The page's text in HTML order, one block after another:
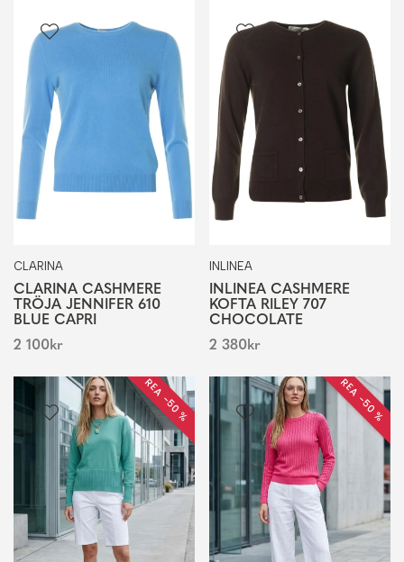
CLARINA
CLARINA CASHMERE
TRÖJA JENNIFER 610
BLUE CAPRI
2 100kr
INLINEA
INLINEA CASHMERE
KOFTA RILEY 707
CHOCOLATE
2 380kr
REA −50 % REA −50 %